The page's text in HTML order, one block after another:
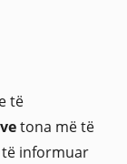
të
tona më të
informuar